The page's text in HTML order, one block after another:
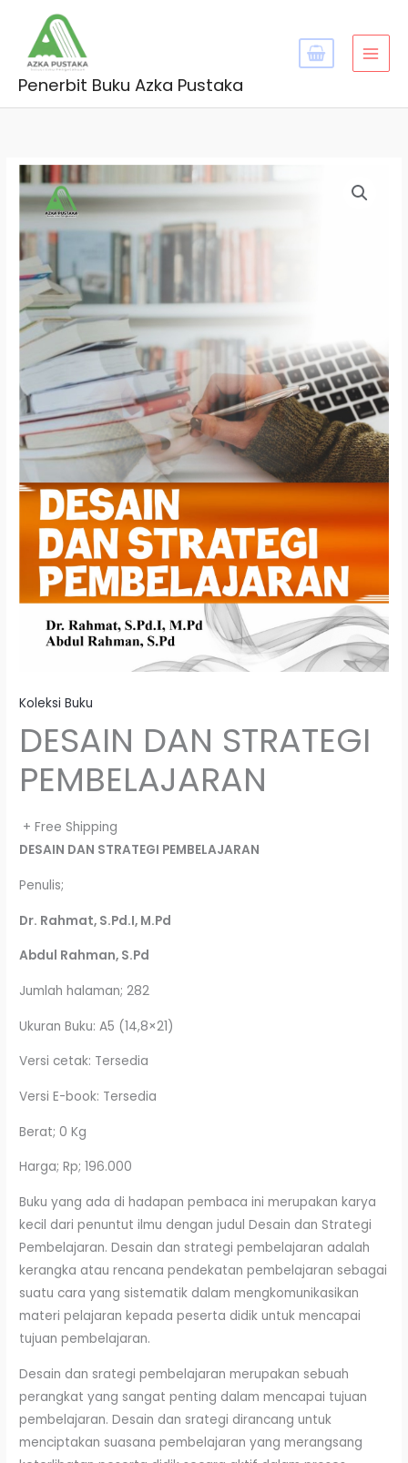
content
Penerbit Buku Azka Pustaka
Koleksi Buku
DESAIN DAN STRATEGI
PEMBELAJARAN
+ Free Shipping
DESAIN DAN STRATEGI PEMBELAJARAN
Penulis;
Dr. Rahmat, S.Pd.I, M.Pd
Abdul Rahman, S.Pd
Jumlah halaman; 282
Ukuran Buku: A5 (14,8×21)
Versi cetak: Tersedia
Versi E-book: Tersedia
Berat; 0 Kg
Harga; Rp; 196.000
Buku yang ada di hadapan pembaca ini merupakan karya
kecil dari penuntut ilmu dengan judul Desain dan Strategi
Pembelajaran. Desain dan strategi pembelajaran adalah
kerangka atau rencana pendekatan pembelajaran sebagai
suatu cara yang sistematik dalam mengkomunikasikan
materi pelajaran kepada peserta didik untuk mencapai
tujuan pembelajaran.
Desain dan srategi pembelajaran merupakan sebuah
perangkat yang sangat penting dalam mencapai tujuan
pembelajaran. Desain dan srategi dirancang untuk
menciptakan suasana pembelajaran yang merangsang